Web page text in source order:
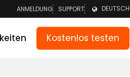
ANMELDUNG
ANMELDEN TEAM
ELTERN
SUPPORT DEUTSCH
NEDERLANDS
ENGLISH
Kostenlos testen